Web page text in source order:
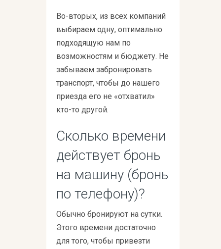
Во-вторых, из всех компаний
выбираем одну, оптимально
подходящую нам по
возможностям и бюджету. Не
забываем забронировать
транспорт, чтобы до нашего
приезда его не «отхватил»
кто-то другой.
Сколько времени
действует бронь
на машину (бронь
по телефону)?
Обычно бронируют на сутки.
Этого времени достаточно
для того, чтобы привезти